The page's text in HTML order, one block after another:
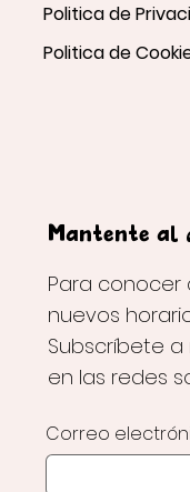
Politica de
Politica de
Mantente al
Para conocer
nuevos
Subscríbete a
en las redes
Correo